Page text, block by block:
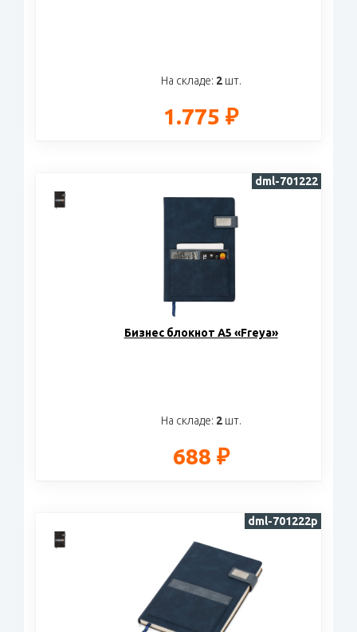
На складе: 2шт.
1.775 ₽
Бизнес блокнот А5 «Freya»
На складе: 2шт.
688 ₽
dml-701222
dml-701222p